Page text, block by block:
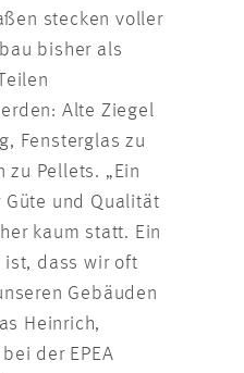
stecken voller
bisher als
Alte Ziegel
Fensterglas zu
zu Pellets. „Ein
und Qualität
kaum statt. Ein
ist, dass wir oft
Gebäuden
Heinrich,
der EPEA